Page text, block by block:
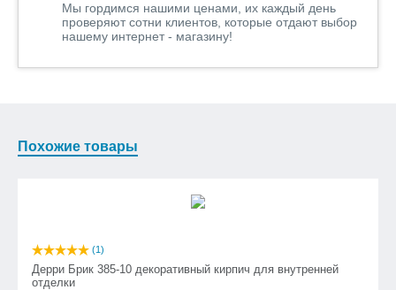
Мы гордимся нашими ценами, их каждый день
проверяют сотни клиентов, которые отдают выбор
нашему интернет - магазину!
Похожие товары
(1)
Дерри Брик 385-10 декоративный кирпич для внутренней
отделки